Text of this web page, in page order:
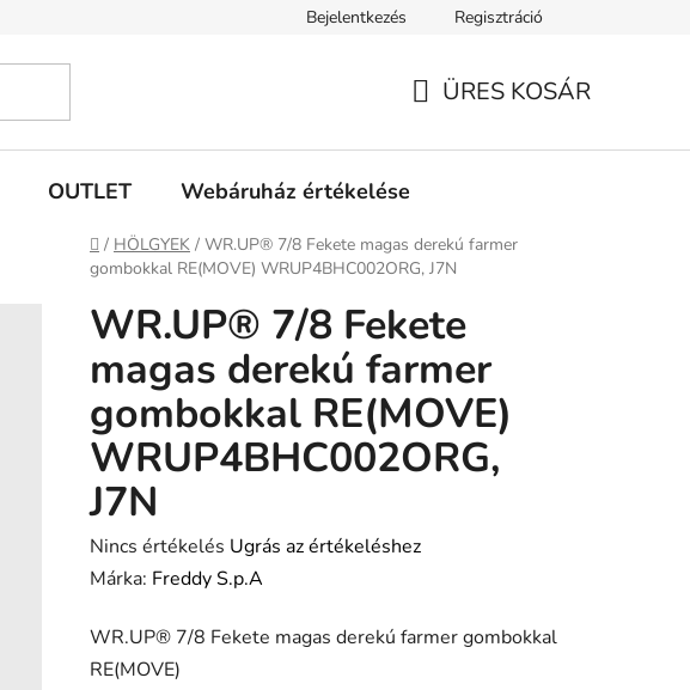
Fizetési feltételek Kereskedőknek
Bejelentkezés Regisztráció
ÜRES KOSÁR
OUTLET Webáruház értékelése
Kezdőlap
/ HÖLGYEK / WR.UP® 7/8 Fekete magas derekú farmer
gombokkal RE(MOVE) WRUP4BHC002ORG, J7N
WR.UP® 7/8 Fekete
magas derekú farmer
gombokkal RE(MOVE)
WRUP4BHC002ORG,
J7N
A
termék
értékelése
5-
Nincs értékelés Ugrás az értékeléshez
Márka: Freddy S.p.A
WR.UP® 7/8 Fekete magas derekú farmer gombokkal
RE(MOVE)